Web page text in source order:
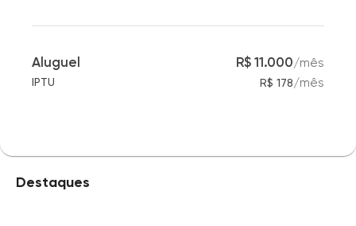
Aluguel R$ 11.000/mês
IPTU R$ 178/mês
Destaques